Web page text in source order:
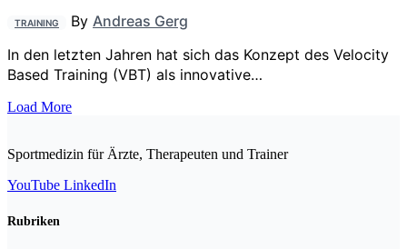
TRAINING By Andreas Gerg
In den letzten Jahren hat sich das Konzept des Velocity
Based Training (VBT) als innovative…
Load More
Sportmedizin für Ärzte, Therapeuten und Trainer
YouTube LinkedIn
Rubriken